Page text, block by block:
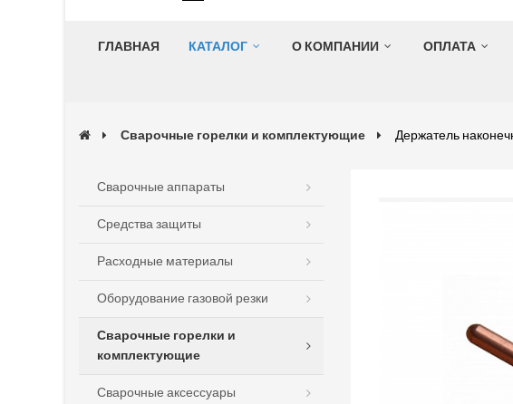
ГЛАВНАЯ КАТАЛОГ О КОМПАНИИ ОПЛАТА
Сварочные горелки и комплектующие Держатель
Сварочные аппараты
Средства защиты
Расходные материалы
Оборудование газовой резки
Сварочные горелки и
комплектующие
Сварочные аксессуары